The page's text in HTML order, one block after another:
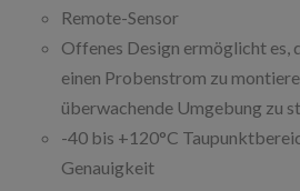
Remote-Sensor
Offenes Design ermöglicht es,
einen Probenstrom zu
überwachende Umgebung zu
-40 bis +120°C
Genauigkeit